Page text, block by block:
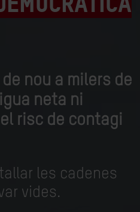
nou a milers de
neta ni
risc de contagi
les cadenes
vides.